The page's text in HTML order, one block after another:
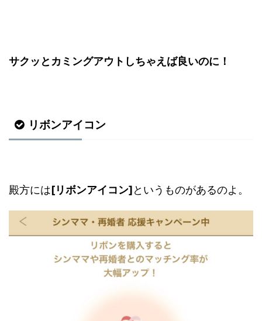
サクッとカミングアウトしちゃえば良いのに！
リボンアイコン
殿方には[リボンアイコン]というものがあるのよ。